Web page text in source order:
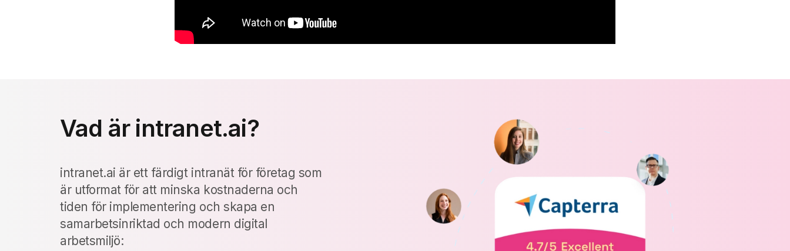
Vad är intranet.ai?
intranet.ai är ett färdigt intranät för företag som
är utformat för att minska kostnaderna och
tiden för implementering och skapa en
samarbetsinriktad och modern digital
arbetsmiljö: